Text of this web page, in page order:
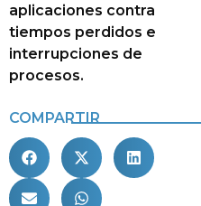
aplicaciones contra
tiempos perdidos e
interrupciones de
procesos.
COMPARTIR